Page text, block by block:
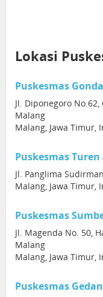
Lokasi
Puskesmas
Jl. Diponegoro
Malang
Malang, Jawa Timur,
Puskesmas Turen
Jl. Panglima
Malang, Jawa Timur,
Puskesmas
Jl. Magenda No. 50,
Malang
Malang, Jawa Timur,
Puskesmas